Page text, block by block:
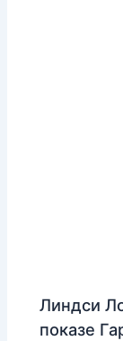
Линдси
показе